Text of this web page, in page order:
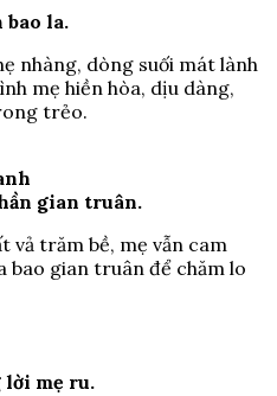
bao la.
nhàng, dòng suối mát lành
mẹ hiền hòa, dịu dàng,
trẻo.
gian truân.
vả trăm bề, mẹ vẫn cam
bao gian truân để chăm lo
mẹ ru.